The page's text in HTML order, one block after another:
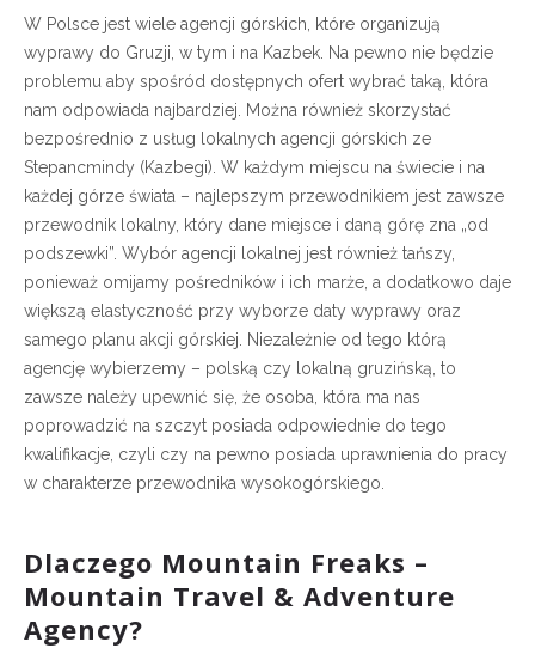
W Polsce jest wiele agencji górskich, które organizują
wyprawy do Gruzji, w tym i na Kazbek. Na pewno nie będzie
problemu aby spośród dostępnych ofert wybrać taką, która
nam odpowiada najbardziej. Można również skorzystać
bezpośrednio z usług lokalnych agencji górskich ze
Stepancmindy (Kazbegi). W każdym miejscu na świecie i na
każdej górze świata – najlepszym przewodnikiem jest zawsze
przewodnik lokalny, który dane miejsce i daną górę zna „od
podszewki”. Wybór agencji lokalnej jest również tańszy,
ponieważ omijamy pośredników i ich marże, a dodatkowo daje
większą elastyczność przy wyborze daty wyprawy oraz
samego planu akcji górskiej. Niezależnie od tego którą
agencję wybierzemy – polską czy lokalną gruzińską, to
zawsze należy upewnić się, że osoba, która ma nas
poprowadzić na szczyt posiada odpowiednie do tego
kwalifikacje, czyli czy na pewno posiada uprawnienia do pracy
w charakterze przewodnika wysokogórskiego.
Dlaczego Mountain Freaks –
Mountain Travel & Adventure
Agency?